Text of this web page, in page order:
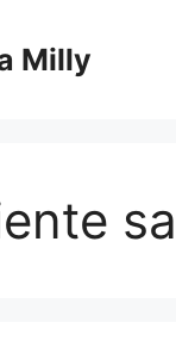
Milly